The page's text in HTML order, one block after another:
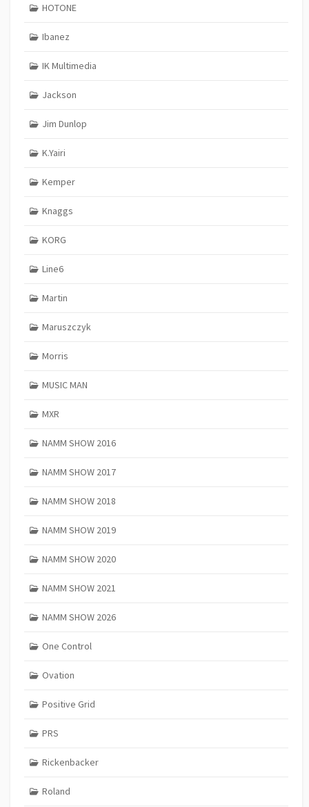
HOTONE
Ibanez
IK Multimedia
Jackson
Jim Dunlop
K.Yairi
Kemper
Knaggs
KORG
Line6
Martin
Maruszczyk
Morris
MUSIC MAN
MXR
NAMM SHOW 2016
NAMM SHOW 2017
NAMM SHOW 2018
NAMM SHOW 2019
NAMM SHOW 2020
NAMM SHOW 2021
NAMM SHOW 2026
One Control
Ovation
Positive Grid
PRS
Rickenbacker
Roland